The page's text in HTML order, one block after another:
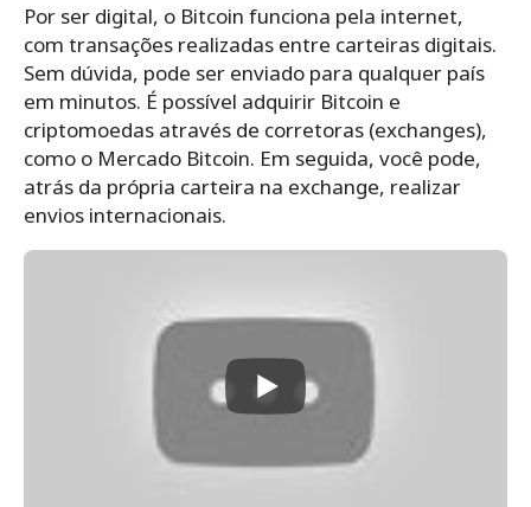
Por ser digital, o Bitcoin funciona pela internet,
com transações realizadas entre carteiras digitais.
Sem dúvida, pode ser enviado para qualquer país
em minutos. É possível adquirir Bitcoin e
criptomoedas através de corretoras (exchanges),
como o Mercado Bitcoin. Em seguida, você pode,
atrás da própria carteira na exchange, realizar
envios internacionais.